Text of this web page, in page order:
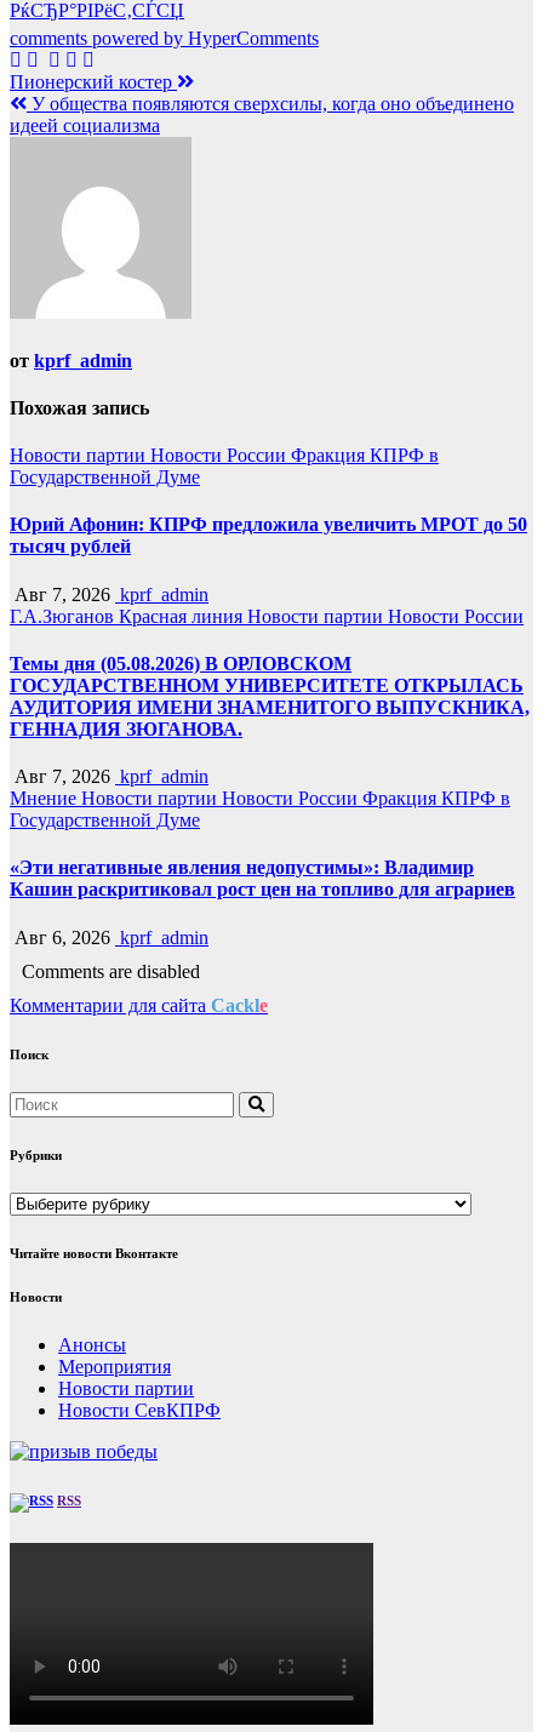
РќСЂР°РІРёС‚СЃСЏ
comments powered by HyperComments
Навигация
по
Пионерский костер
У общества появляются сверхсилы, когда оно объединено
идеей социализма
от kprf_admin
Похожая запись
Новости партии Новости России Фракция КПРФ в
Государственной Думе
Юрий Афонин: КПРФ предложила увеличить МРОТ до 50
тысяч рублей
Авг 7, 2026 kprf_admin
Г.А.Зюганов Красная линия Новости партии Новости России
Темы дня (05.08.2026) В ОРЛОВСКОМ
ГОСУДАРСТВЕННОМ УНИВЕРСИТЕТЕ ОТКРЫЛАСЬ
АУДИТОРИЯ ИМЕНИ ЗНАМЕНИТОГО ВЫПУСКНИКА,
ГЕННАДИЯ ЗЮГАНОВА.
Авг 7, 2026 kprf_admin
Мнение Новости партии Новости России Фракция КПРФ в
Государственной Думе
«Эти негативные явления недопустимы»: Владимир
Кашин раскритиковал рост цен на топливо для аграриев
Авг 6, 2026 kprf_admin
Comments are disabled
Комментарии для сайта Cackle
Поиск
Рубрики
Рубрики
Читайте новости Вконтакте
Новости
Анонсы
Мероприятия
Новости партии
Новости СевКПРФ
RSS